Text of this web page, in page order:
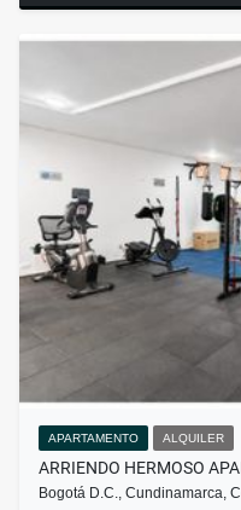
APARTAMENTO ALQUILER
ARRIENDO HERMOSO
Bogotá D.C., Cundinamarca,